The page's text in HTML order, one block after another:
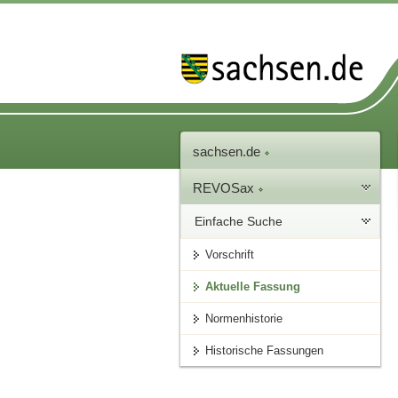
sachsen.de
REVOSax
Einfache Suche
Vorschrift
Aktuelle Fassung
Normenhistorie
Historische Fassungen